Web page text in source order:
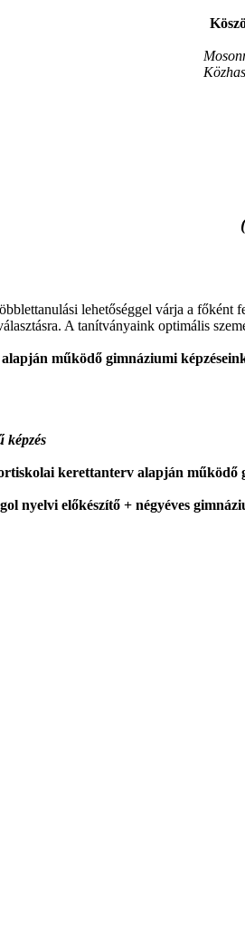
lehetőséggel várja a
A tanítványaink optimális
működő gimnáziumi
képzés
kerettanterv alapján működő
nyelvi előkészítő + négyéves